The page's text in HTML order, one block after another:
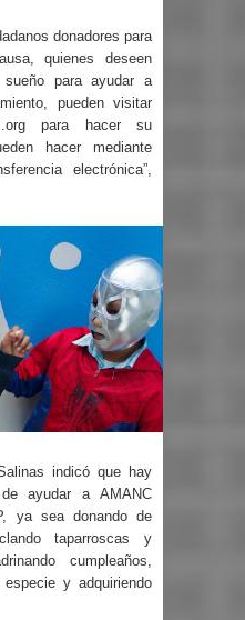
donadores para
quienes deseen
para ayudar a
pueden visitar
para hacer su
hacer mediante
electrónica”,
indicó que hay
ayudar a AMANC
ya sea donando de
taparroscas y
cumpleaños,
y adquiriendo